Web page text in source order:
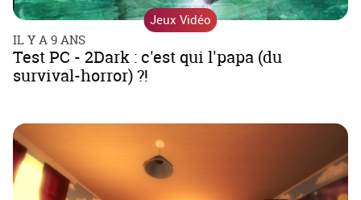
Jeux Vidéo
IL Y A 9 ANS
Test PC - 2Dark : c'est qui l'papa (du
survival-horror) ?!